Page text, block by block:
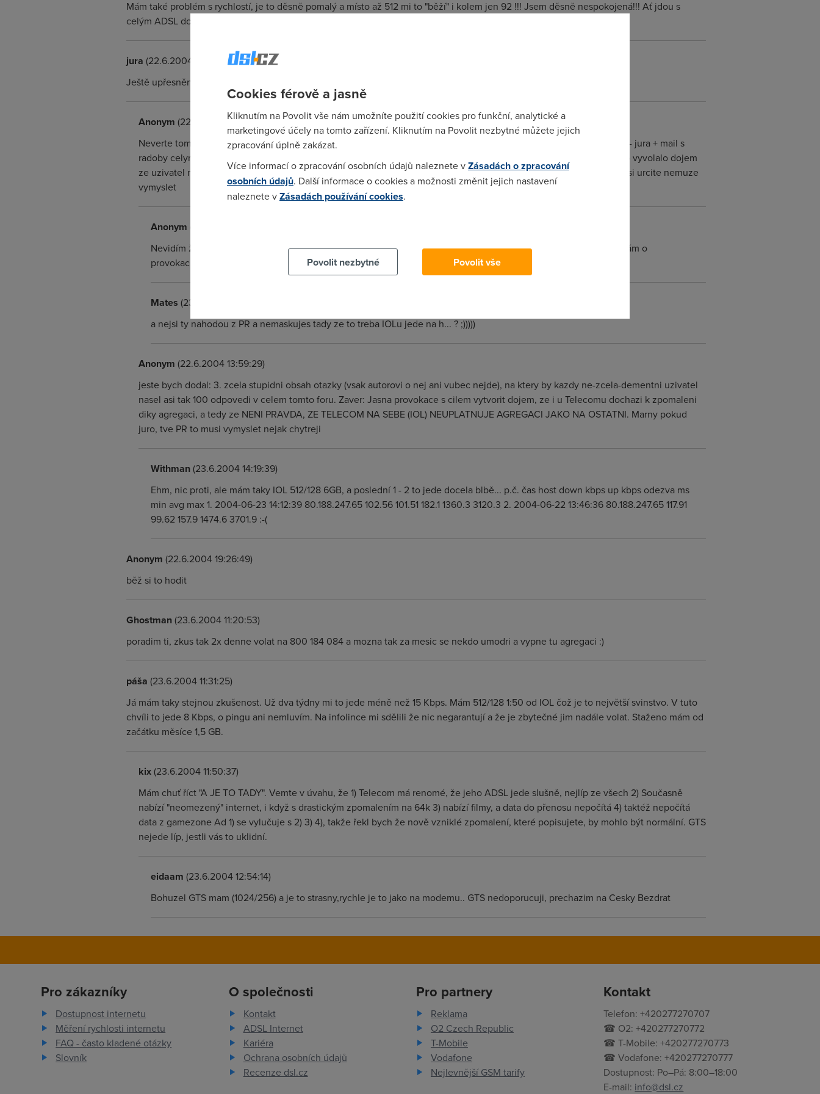
Mám také problém s rychlostí, je to děsně pomalý a místo až 512 mi to "běží" i kolem jen 92 !!! Jsem děsně nespokojená!!! Ať jdou s
celým ADSL do háje!!!!!!!!!!!!!!!!!! za takový peníze!!! Kolikrát se mi nechce ani stáhnout pošta!!!
jura (22.6.2004 13:28:22)
Ještě upřesnění .Ty čísla jsou 3,3Kbps a 26Kbps
Anonym (22.6.2004 13:52:44)
Neverte tomu, tenhle thread je pruhledny FAKE. Lze to snadno poznat dle nasledujiho: 1. radoby zovialni prezdivka - jura + mail s
radoby celym jmenem, aby vypadal verohodne 2. umele zkomoleni textu s prisernymi gramatickymi chybami, aby to vyvolalo dojem
ze uzivatel nemuze mit ani zadne zle postranni umysly, ale ze je to takovy prostacek, ktery to mysli uprimne a tedy si urcite nemuze
vymyslet
Anonym (23.6.2004 07:18:45)
Nevidím žádné skomolení textu a strašné gramatické chyby. Jen nedělám do počítačů. Nerozumím vašim narážkám o
provokaci,jen se chci zeptat jestli je nějaká pomoc proti tomu zpomalení. Váš prosťáček se strašnou gramatikou.
Mates (23.6.2004 11:36:42)
a nejsi ty nahodou z PR a nemaskujes tady ze to treba IOLu jede na h... ? ;)))))
Anonym (22.6.2004 13:59:29)
jeste bych dodal: 3. zcela stupidni obsah otazky (vsak autorovi o nej ani vubec nejde), na ktery by kazdy ne-zcela-dementni uzivatel
nasel asi tak 100 odpovedi v celem tomto foru. Zaver: Jasna provokace s cilem vytvorit dojem, ze i u Telecomu dochazi k zpomaleni
diky agregaci, a tedy ze NENI PRAVDA, ZE TELECOM NA SEBE (IOL) NEUPLATNUJE AGREGACI JAKO NA OSTATNI. Marny pokud
juro, tve PR to musi vymyslet nejak chytreji
Withman(23.6.2004 14:19:39)
Ehm, nic proti, ale mám taky IOL 512/128 6GB, a poslední 1 - 2 to jede docela blbě... p.č. čas host down kbps up kbps odezva ms
min avg max 1. 2004-06-23 14:12:39 80.188.247.65 102.56 101.51 182.1 1360.3 3120.3 2. 2004-06-22 13:46:36 80.188.247.65 117.91
99.62 157.9 1474.6 3701.9 :-(
Anonym (22.6.2004 19:26:49)
běž si to hodit
Ghostman(23.6.2004 11:20:53)
poradim ti, zkus tak 2x denne volat na 800 184 084 a mozna tak za mesic se nekdo umodri a vypne tu agregaci :)
páša (23.6.2004 11:31:25)
Já mám taky stejnou zkušenost. Už dva týdny mi to jede méně než 15 Kbps. Mám 512/128 1:50 od IOL čož je to největší svinstvo. V tuto
chvíli to jede 8 Kbps, o pingu ani nemluvím. Na infolince mi sdělili že nic negarantují a že je zbytečné jim nadále volat. Staženo mám od
začátku měsíce 1,5 GB.
kix(23.6.2004 11:50:37)
Mám chuť říct "A JE TO TADY". Vemte v úvahu, že 1) Telecom má renomé, že jeho ADSL jede slušně, nejlíp ze všech 2) Současně
nabízí "neomezený" internet, i když s drastickým zpomalením na 64k 3) nabízí filmy, a data do přenosu nepočítá 4) taktéž nepočítá
data z gamezone Ad 1) se vylučuje s 2) 3) 4), takže řekl bych že nově vzniklé zpomalení, které popisujete, by mohlo být normální. GTS
nejede líp, jestli vás to uklidní.
eidaam (23.6.2004 12:54:14)
Bohuzel GTS mam (1024/256) a je to strasny,rychle je to jako na modemu.. GTS nedoporucuji, prechazim na Cesky Bezdrat
Pro zákazníky
Dostupnost internetu
Měření rychlosti internetu
FAQ - často kladené otázky
Slovník
O společnosti
Kontakt
ADSL Internet
Kariéra
Ochrana osobních údajů
Recenze dsl.cz
Pro partnery
Reklama
O2 Czech Republic
T-Mobile
Vodafone
Nejlevnější GSM tarify
Kontakt
Telefon: +420277270707
☎ O2: +420277270772
☎ T-Mobile: +420277270773
☎ Vodafone: +420277270777
Dostupnost: Po–Pá: 8:00–18:00
E-mail: info@dsl.cz
Cookies férově a jasně
Kliknutím na Povolit vše nám umožníte použití cookies pro funkční, analytické a
marketingové účely na tomto zařízení. Kliknutím na Povolit nezbytné můžete jejich
zpracování úplně zakázat.
Více informací o zpracování osobních údajů naleznete vZásadách o zpracování
osobních údajů. Další informace o cookies a možnosti změnit jejich nastavení
naleznete vZásadách používání cookies.
Povolit nezbytné
Povolit vše